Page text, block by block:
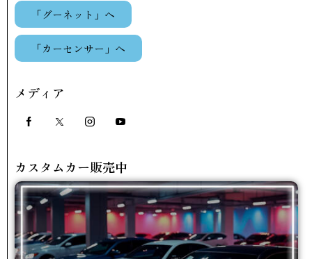
「グーネット」へ
「カーセンサー」へ
メディア
カスタムカー販売中